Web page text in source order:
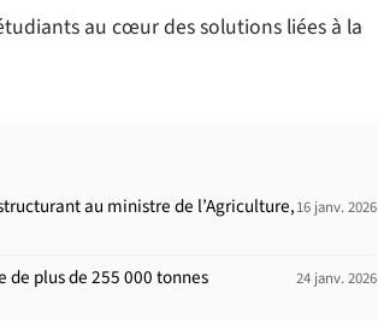
au cœur des solutions liées à la
au ministre de l’Agriculture,16 janv. 2026
plus de 255 000 tonnes 24 janv. 2026